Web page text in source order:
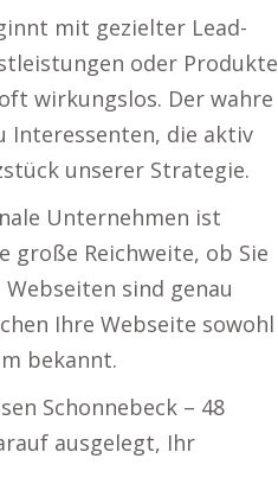
mit gezielter Lead-
oder Produkte
wirkungslos. Der wahre
Interessenten, die aktiv
unserer Strategie.
Unternehmen ist
große Reichweite, ob Sie
sind genau
Ihre Webseite sowohl
bekannt.
Schonnebeck – 48
ausgelegt, Ihr